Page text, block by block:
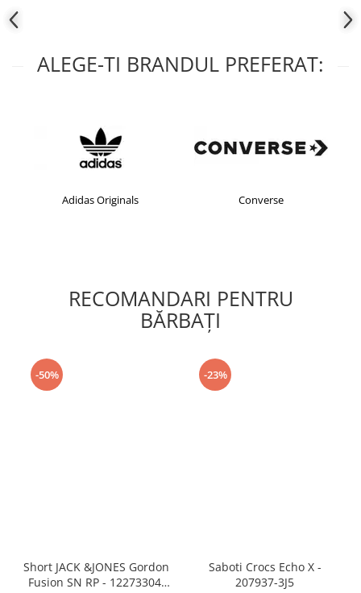
ALEGE-TI BRANDUL PREFERAT:
Adidas Originals Converse
RECOMANDARI PENTRU
BĂRBAŢI
-50%
Short JACK &JONES Gordon
Fusion SN RP - 12273304-
-23%
Saboti Crocs Echo X -
207937-3J5